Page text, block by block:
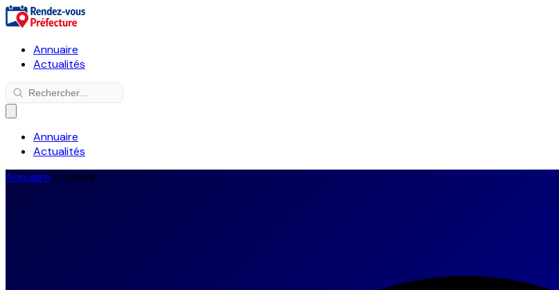
Annuaire
Actualités
Annuaire
Actualités
Annuaire / Colmar